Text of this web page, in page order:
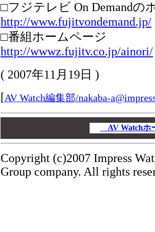
□フジテレビ On Demandの
http://www.fujitvondemand.jp/
□番組ホームページ
http://wwwz.fujitv.co.jp/ainori/
( 2007年11月19日 )
[AV Watch編集部/nakaba-
AV Watch
Copyright (c)2007 Impress
Group company. All rights